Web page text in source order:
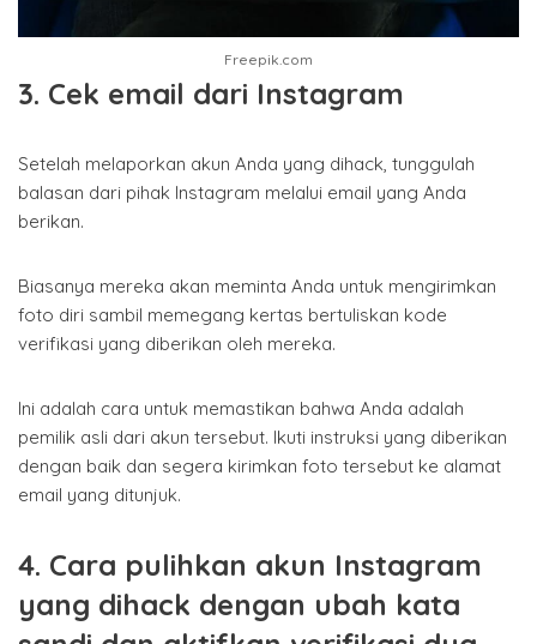
Freepik.com
3. Cek email dari Instagram
Setelah melaporkan akun Anda yang dihack, tunggulah
balasan dari pihak Instagram melalui email yang Anda
berikan.
Biasanya mereka akan meminta Anda untuk mengirimkan
foto diri sambil memegang kertas bertuliskan kode
verifikasi yang diberikan oleh mereka.
Ini adalah cara untuk memastikan bahwa Anda adalah
pemilik asli dari akun tersebut. Ikuti instruksi yang diberikan
dengan baik dan segera kirimkan foto tersebut ke alamat
email yang ditunjuk.
4. Cara pulihkan akun Instagram
yang dihack dengan ubah kata